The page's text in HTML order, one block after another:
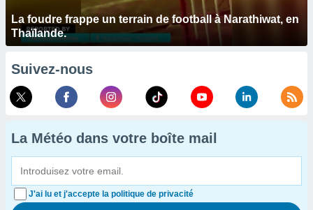
La foudre frappe un terrain de football à Narathiwat, en
Thaïlande.
Suivez-nous
La Météo dans votre boîte mail
J'ai lu et j'accepte la politique de privacité